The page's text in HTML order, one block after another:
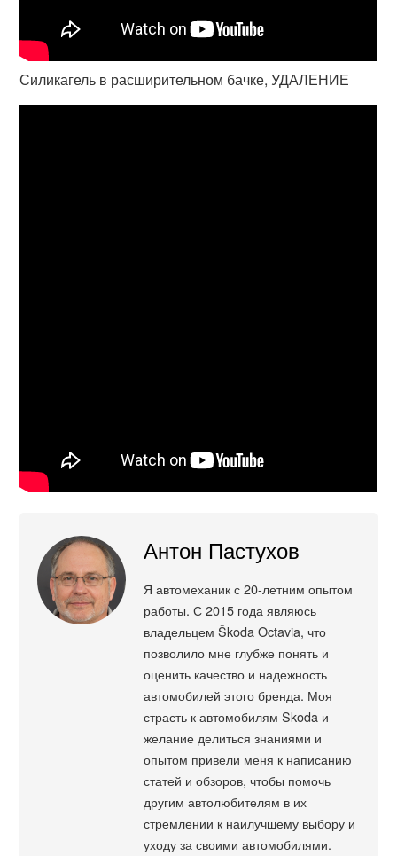
Силикагель в расширительном бачке, УДАЛЕНИЕ
Антон Пастухов
Я автомеханик с 20-летним опытом
работы. С 2015 года являюсь
владельцем Škoda Octavia, что
позволило мне глубже понять и
оценить качество и надежность
автомобилей этого бренда. Моя
страсть к автомобилям Škoda и
желание делиться знаниями и
опытом привели меня к написанию
статей и обзоров, чтобы помочь
другим автолюбителям в их
стремлении к наилучшему выбору и
уходу за своими автомобилями.